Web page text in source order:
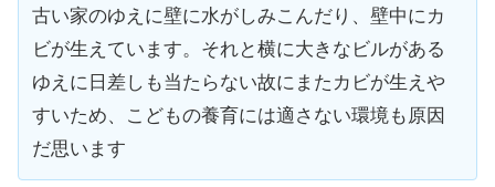
古い家のゆえに壁に水がしみこんだり、壁中にカ
ビが生えています。それと横に大きなビルがある
ゆえに日差しも当たらない故にまたカビが生えや
すいため、こどもの養育には適さない環境も原因
だ思います